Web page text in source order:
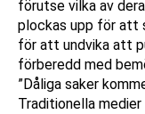
förutse vilka av
plockas upp för att
för att undvika att
förberedd med
”Dåliga saker
Traditionella